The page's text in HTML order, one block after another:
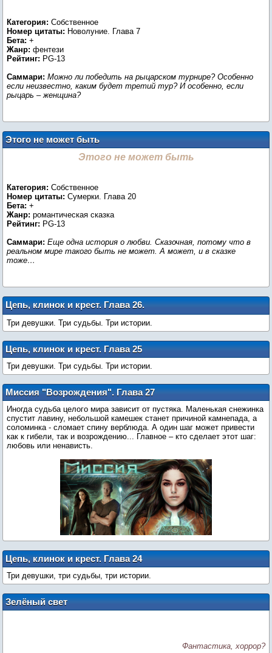
Категория: Собственное
Номер цитаты: Новолуние. Глава 7
Бета: +
Жанр: фентези
Рейтинг: PG-13
Саммари: Можно ли победить на рыцарском турнире? Особенно
если неизвестно, каким будет третий тур? И особенно, если
рыцарь – женщина?
Этого не может быть
Этого не может быть
Категория: Собственное
Номер цитаты: Сумерки. Глава 20
Бета: +
Жанр: романтическая сказка
Рейтинг: PG-13
Саммари: Еще одна история о любви. Сказочная, потому что в
реальном мире такого быть не может. А может, и в сказке
тоже…
Цепь, клинок и крест. Глава 26.
Последняя
Три девушки. Три судьбы. Три истории.
Цепь, клинок и крест. Глава 25
Три девушки. Три судьбы. Три истории.
Миссия "Возрождения". Глава 27
Иногда судьба целого мира зависит от пустяка. Маленькая снежинка
спустит лавину, небольшой камешек станет причиной камнепада, а
соломинка - сломает спину верблюда. А один шаг может привести
как к гибели, так и возрождению... Главное – кто сделает этот шаг:
любовь или ненависть.
Цепь, клинок и крест. Глава 24
Три девушки, три судьбы, три истории.
Зелёный свет
Фантастика, хоррор?